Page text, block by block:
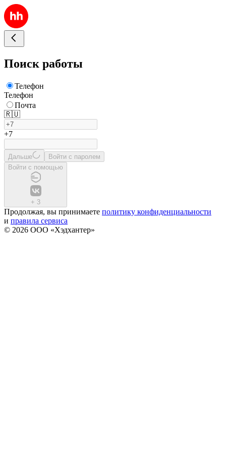
Поиск работы
Телефон
Телефон
Почта
🇷🇺
+7
Дальше
Войти с паролем
Войти с помощью
+ 3
Продолжая, вы принимаете политику конфиденциальности
и правила сервиса
© 2026 ООО «Хэдхантер»